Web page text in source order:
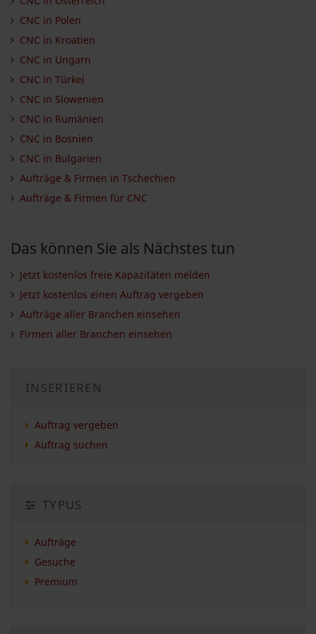
CNC in Polen
CNC in Kroatien
CNC in Ungarn
CNC in Türkei
CNC in Slowenien
CNC in Rumänien
CNC in Bosnien
CNC in Bulgarien
Aufträge & Firmen in Tschechien
Aufträge & Firmen für CNC
Das können Sie als Nächstes tun
Jetzt kostenlos freie Kapazitäten melden
Jetzt kostenlos einen Auftrag vergeben
Aufträge aller Branchen einsehen
Firmen aller Branchen einsehen
INSERIEREN
Auftrag vergeben
Auftrag suchen
TYPUS
Aufträge
Gesuche
Premium